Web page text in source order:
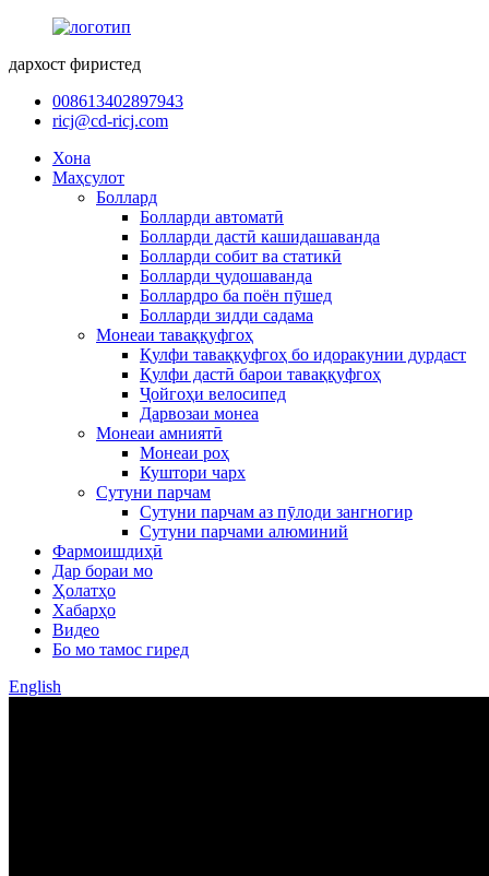
дархост фиристед
008613402897943
ricj@cd-ricj.com
Хона
Маҳсулот
Боллард
Болларди автоматӣ
Болларди дастӣ кашидашаванда
Болларди собит ва статикӣ
Болларди ҷудошаванда
Боллардро ба поён пӯшед
Болларди зидди садама
Монеаи таваққуфгоҳ
Қулфи таваққуфгоҳ бо идоракунии дурдаст
Қулфи дастӣ барои таваққуфгоҳ
Ҷойгоҳи велосипед
Дарвозаи монеа
Монеаи амниятӣ
Монеаи роҳ
Куштори чарх
Сутуни парчам
Сутуни парчам аз пӯлоди зангногир
Сутуни парчами алюминий
Фармоишдиҳӣ
Дар бораи мо
Ҳолатҳо
Хабарҳо
Видео
Бо мо тамос гиред
English